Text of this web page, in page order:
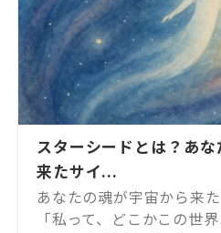
スターシードとは？あ
来たサイ...
あなたの魂が宇宙から来
「私って、どこかこの世